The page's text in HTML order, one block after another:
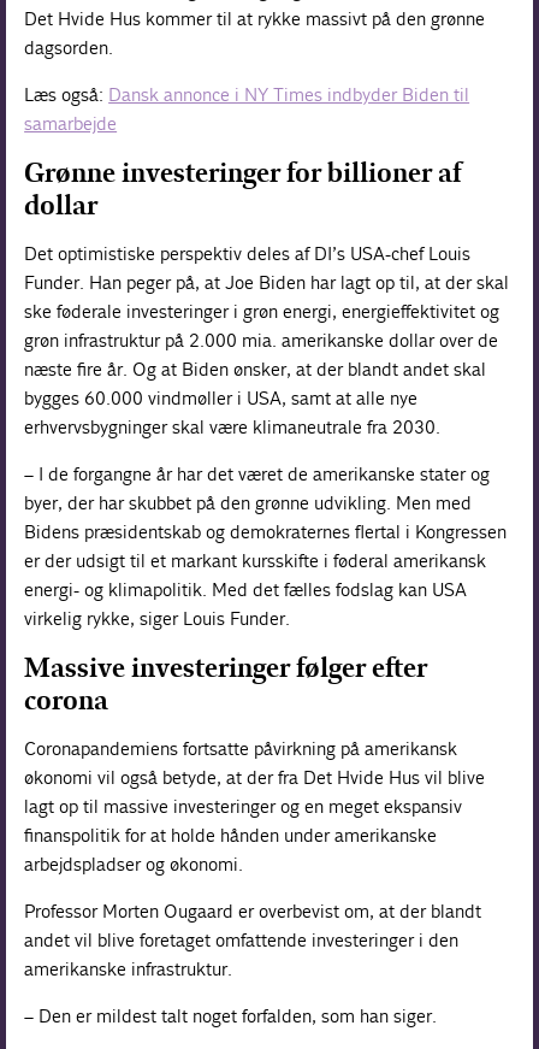
Det Hvide Hus kommer til at rykke massivt på den grønne
dagsorden.
Læs også: Dansk annonce i NY Times indbyder Biden til
samarbejde
Grønne investeringer for billioner af
dollar
Det optimistiske perspektiv deles af DI’s USA-chef Louis
Funder. Han peger på, at Joe Biden har lagt op til, at der skal
ske føderale investeringer i grøn energi, energieffektivitet og
grøn infrastruktur på 2.000 mia. amerikanske dollar over de
næste fire år. Og at Biden ønsker, at der blandt andet skal
bygges 60.000 vindmøller i USA, samt at alle nye
erhvervsbygninger skal være klimaneutrale fra 2030.
– I de forgangne år har det været de amerikanske stater og
byer, der har skubbet på den grønne udvikling. Men med
Bidens præsidentskab og demokraternes flertal i Kongressen
er der udsigt til et markant kursskifte i føderal amerikansk
energi- og klimapolitik. Med det fælles fodslag kan USA
virkelig rykke, siger Louis Funder.
Massive investeringer følger efter
corona
Coronapandemiens fortsatte påvirkning på amerikansk
økonomi vil også betyde, at der fra Det Hvide Hus vil blive
lagt op til massive investeringer og en meget ekspansiv
finanspolitik for at holde hånden under amerikanske
arbejdspladser og økonomi.
Professor Morten Ougaard er overbevist om, at der blandt
andet vil blive foretaget omfattende investeringer i den
amerikanske infrastruktur.
– Den er mildest talt noget forfalden, som han siger.